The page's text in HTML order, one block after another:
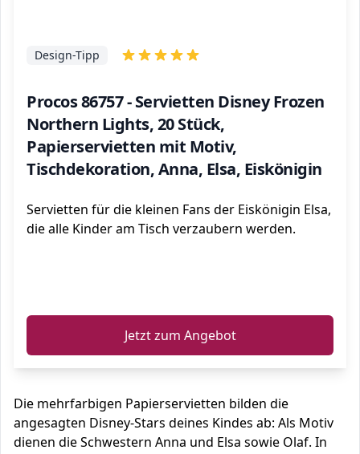
Procos 86757 - Servietten Disney Frozen
Northern Lights, 20 Stück,
Papierservietten mit Motiv,
Tischdekoration, Anna, Elsa, Eiskönigin
Design-Tipp
Servietten für die kleinen Fans der Eiskönigin Elsa,
die alle Kinder am Tisch verzaubern werden.
Jetzt zum Angebot
Die mehrfarbigen Papierservietten bilden die
angesagten Disney-Stars deines Kindes ab: Als Motiv
dienen die Schwestern Anna und Elsa sowie Olaf. In